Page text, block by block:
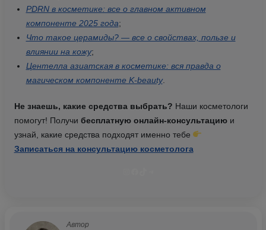
PDRN в косметике: все о главном активном
компоненте 2025 года;
Что такое церамиды? — все о свойствах, пользе и
влиянии на кожу;
Центелла азиатская в косметике: вся правда о
магическом компоненте K-beauty.
Не знаешь, какие средства выбрать? Наши косметологи
помогут! Получи бесплатную онлайн-консультациюи
узнай, какие средства подходят именно тебе
Записаться на консультацию косметолога
Автор